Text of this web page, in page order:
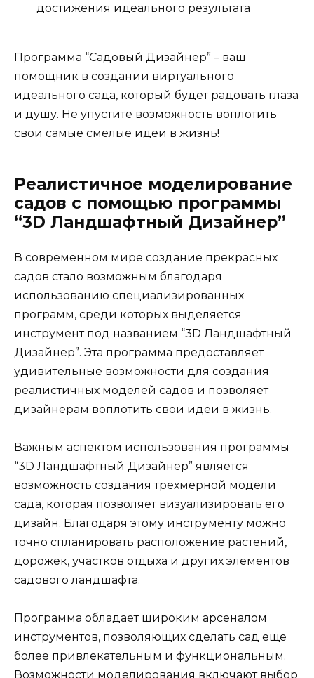
достижения идеального результата
Программа “Садовый Дизайнер” – ваш
помощник в создании виртуального
идеального сада, который будет радовать глаза
и душу. Не упустите возможность воплотить
свои самые смелые идеи в жизнь!
Реалистичное моделирование
садов с помощью программы
“3D Ландшафтный Дизайнер”
В современном мире создание прекрасных
садов стало возможным благодаря
использованию специализированных
программ, среди которых выделяется
инструмент под названием “3D Ландшафтный
Дизайнер”. Эта программа предоставляет
удивительные возможности для создания
реалистичных моделей садов и позволяет
дизайнерам воплотить свои идеи в жизнь.
Важным аспектом использования программы
“3D Ландшафтный Дизайнер” является
возможность создания трехмерной модели
сада, которая позволяет визуализировать его
дизайн. Благодаря этому инструменту можно
точно спланировать расположение растений,
дорожек, участков отдыха и других элементов
садового ландшафта.
Программа обладает широким арсеналом
инструментов, позволяющих сделать сад еще
более привлекательным и функциональным.
Возможности моделирования включают выбор